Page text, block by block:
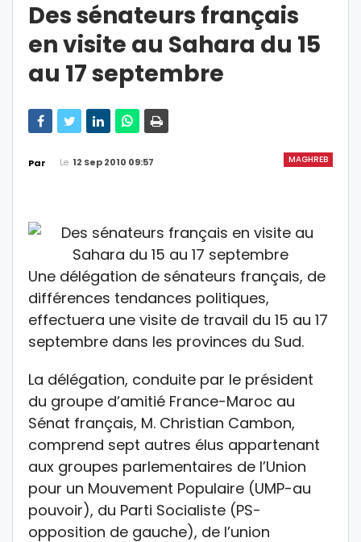
Des sénateurs français
en visite au Sahara du 15
au 17 septembre
MAGHREB
Par Le 12 Sep 2010 09:57
Une délégation de sénateurs français, de
différences tendances politiques,
effectuera une visite de travail du 15 au 17
septembre dans les provinces du Sud.
La délégation, conduite par le président
du groupe d’amitié France-Maroc au
Sénat français, M. Christian Cambon,
comprend sept autres élus appartenant
aux groupes parlementaires de l’Union
pour un Mouvement Populaire (UMP-au
pouvoir), du Parti Socialiste (PS-
opposition de gauche), de l’union